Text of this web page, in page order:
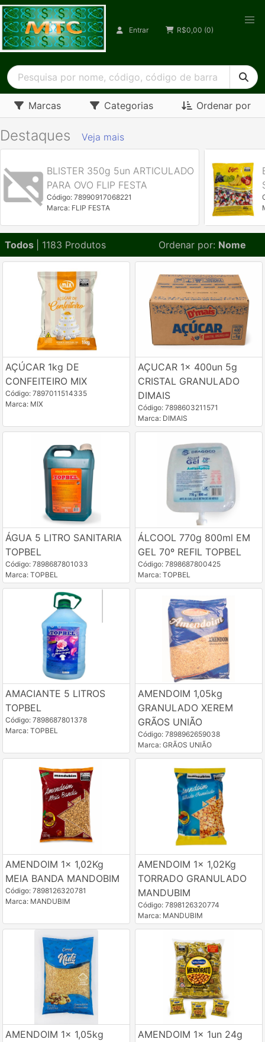
Entrar R$0,00 (0)
Marcas Categorias Ordenar por
Destaques Veja mais
BLISTER 350g 5un ARTICULADO
PARA OVO FLIP FESTA
Código: 78990917068221
Marca: FLIP FESTA
Todos | 1183 Produtos Ordenar por: Nome
AÇÚCAR 1kg DE
CONFEITEIRO MIX
Código: 7897011514335
Marca: MIX
AÇUCAR 1x 400un 5g
CRISTAL GRANULADO
DIMAIS
Código: 7898603211571
Marca: DIMAIS
ÁGUA 5 LITRO SANITARIA
TOPBEL
Código: 7898687801033
Marca: TOPBEL
ÁLCOOL 770g 800ml EM
GEL 70º REFIL TOPBEL
Código: 7898687800425
Marca: TOPBEL
AMACIANTE 5 LITROS
TOPBEL
Código: 7898687801378
Marca: TOPBEL
AMENDOIM 1,05kg
GRANULADO XEREM
GRÃOS UNIÃO
Código: 7898962659038
Marca: GRÃOS UNIÃO
AMENDOIM 1x 1,02Kg
MEIA BANDA MANDOBIM
Código: 7898126320781
Marca: MANDUBIM
AMENDOIM 1x 1,02Kg
TORRADO GRANULADO
MANDUBIM
Código: 7898126320774
Marca: MANDUBIM
AMENDOIM 1x 1,05kg
AMENDOIM 1x 1un 24g